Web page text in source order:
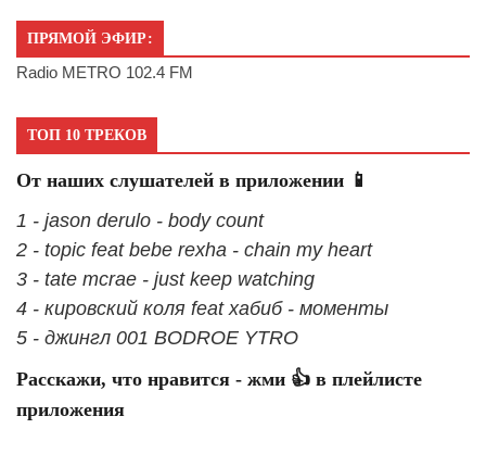
ПРЯМОЙ ЭФИР:
Radio METRO 102.4 FM
ТОП 10 ТРЕКОВ
От наших слушателей в приложении 📱
1 - jason derulo - body count
2 - topic feat bebe rexha - chain my heart
3 - tate mcrae - just keep watching
4 - кировский коля feat хабиб - моменты
5 - джингл 001 BODROE YTRO
Расскажи, что нравится - жми 👍 в плейлисте
приложения